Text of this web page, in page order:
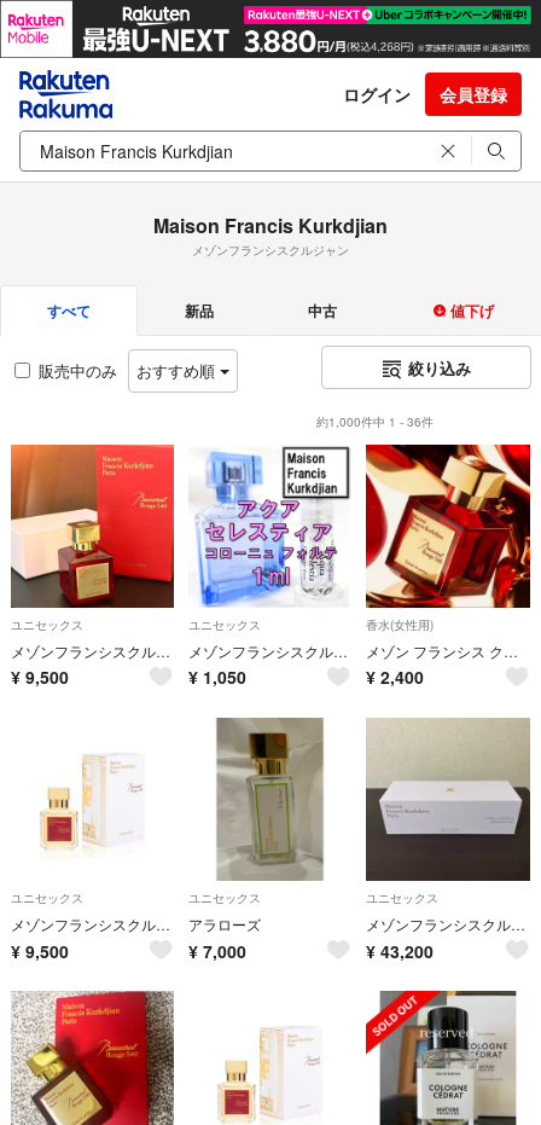
ログイン 会員登録
Maison Francis Kurkdjian
メゾンフランシスクルジャン
すべて 新品 中古 値下げ
販売中のみ おすすめ順 絞り込み
約1,000件中 1 - 36件
ユニセックス
メゾンフランシスクルジャン バカラルージュ540 70ml Ds86
¥ 9,500
ユニセックス
メゾンフランシスクルジャン アクア セレスティア コローニュフォルテ 1ml
¥ 1,050
香水(女性用)
メゾン フランシス クルジャン バカラ ルージュ 540 5ml 天香香水
¥ 2,400
ユニセックス
メゾンフランシスクルジャン バカラルージュ70ml Ds731
¥ 9,500
ユニセックス
アラローズ
¥ 7,000
ユニセックス
メゾンフランシスクルジャン ミニチュア フレグランス コレクション 10ml×5
¥ 43,200